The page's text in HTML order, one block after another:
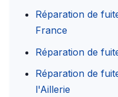
Réparation de
France
Réparation de
Réparation de
l'Aillerie